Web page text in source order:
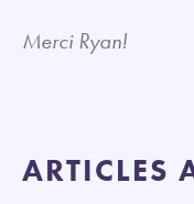
Merci Ryan!
ARTICLES